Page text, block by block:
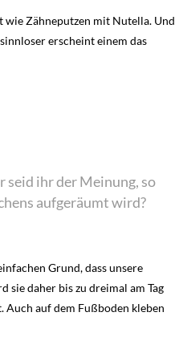
wie Zähneputzen mit Nutella. Und
erscheint einem das
seid ihr der Meinung, so
aufgeräumt wird?
Grund, dass unsere
sie daher bis zu dreimal am Tag
Auch auf dem Fußboden kleben